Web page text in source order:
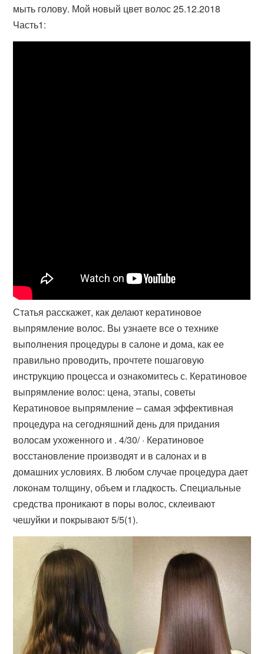
мыть голову. Мой новый цвет волос 25.12.2018
Часть1:
Статья расскажет, как делают кератиновое
выпрямление волос. Вы узнаете все о технике
выполнения процедуры в салоне и дома, как ее
правильно проводить, прочтете пошаговую
инструкцию процесса и ознакомитесь с. Кератиновое
выпрямление волос: цена, этапы, советы
Кератиновое выпрямление – самая эффективная
процедура на сегодняшний день для придания
волосам ухоженного и . 4/30/ · Кератиновое
восстановление производят и в салонах и в
домашних условиях. В любом случае процедура дает
локонам толщину, объем и гладкость. Специальные
средства проникают в поры волос, склеивают
чешуйки и покрывают 5/5(1).